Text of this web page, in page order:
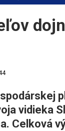
vidieka
Celková